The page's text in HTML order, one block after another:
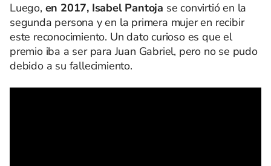
Luego, en 2017, Isabel Pantoja se convirtió en la
segunda persona y en la primera mujer en recibir
este reconocimiento. Un dato curioso es que el
premio iba a ser para Juan Gabriel, pero no se pudo
debido a su fallecimiento.